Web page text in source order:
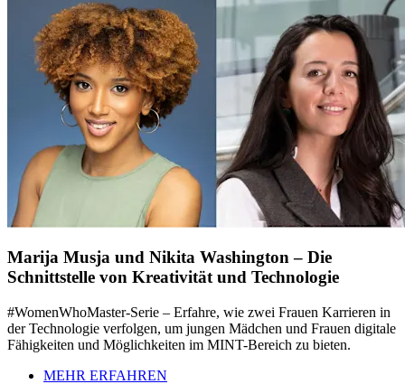
Marija Musja und Nikita Washington – Die
Schnittstelle von Kreativität und Technologie
#WomenWhoMaster-Serie – Erfahre, wie zwei Frauen Karrieren in
der Technologie verfolgen, um jungen Mädchen und Frauen digitale
Fähigkeiten und Möglichkeiten im MINT-Bereich zu bieten.
MEHR ERFAHREN